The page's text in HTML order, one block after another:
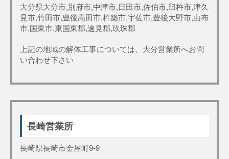
大分県大分市,別府市,中津市,日田市,佐伯市,臼杵市,津久
見市,竹田市,豊後高田市,杵築市,宇佐市,豊後大野市,由布
市,国東市,東国東郡,速見郡,玖珠郡
上記の地域の解体工事については、大分営業所へお問
い合わせ下さい
長崎営業所
長崎県長崎市金屋町9-9